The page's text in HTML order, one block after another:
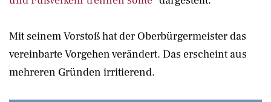
Mit seinem Vorstoß hat der Oberbürgermeister das
vereinbarte Vorgehen verändert. Das erscheint aus
mehreren Gründen irritierend.